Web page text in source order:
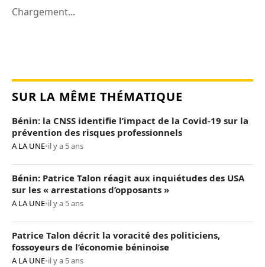
Chargement...
SUR LA MÊME THÉMATIQUE
Bénin: la CNSS identifie l’impact de la Covid-19 sur la
prévention des risques professionnels
A LA UNE•il y a 5 ans
Bénin: Patrice Talon réagit aux inquiétudes des USA
sur les « arrestations d’opposants »
A LA UNE•il y a 5 ans
Patrice Talon décrit la voracité des politiciens,
fossoyeurs de l’économie béninoise
A LA UNE•il y a 5 ans